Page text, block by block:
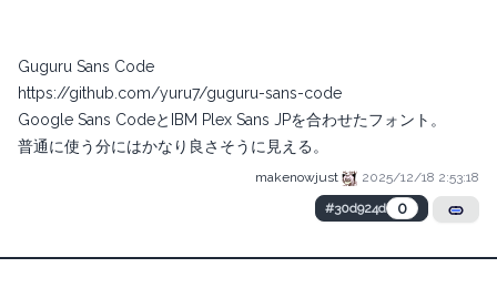
Guguru Sans Code
https://github.com/yuru7/guguru-sans-code
Google Sans CodeとIBM Plex Sans JPを合わせたフォント。
普通に使う分にはかなり良さそうに見える。
makenowjust
2025/12/18 2:53:18
#30d924d
0